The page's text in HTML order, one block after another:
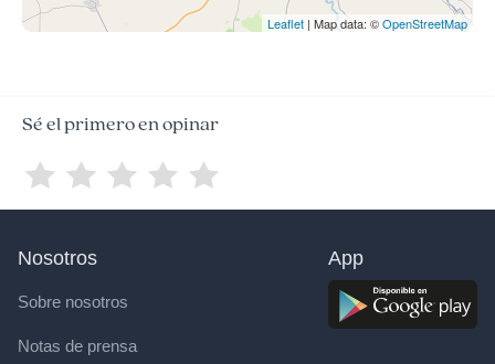
Leaflet | Map data: ©OpenStreetMap
Sé el primero en opinar
Nosotros
Sobre nosotros
Notas de prensa
App